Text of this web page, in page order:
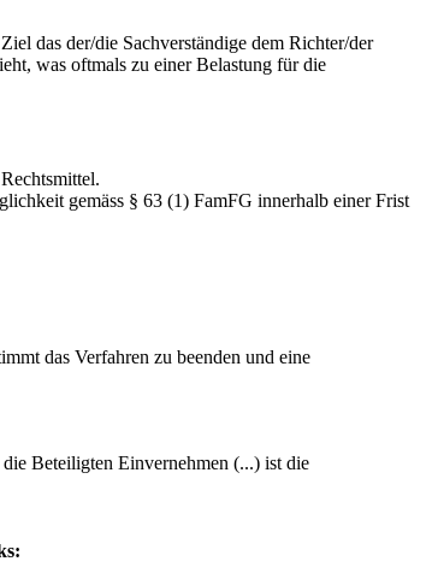
das der/die Sachverständige dem Richter/der
was oftmals zu einer Belastung für die
gemäss § 63 (1) FamFG innerhalb einer Frist
das Verfahren zu beenden und eine
Beteiligten Einvernehmen (...) ist die